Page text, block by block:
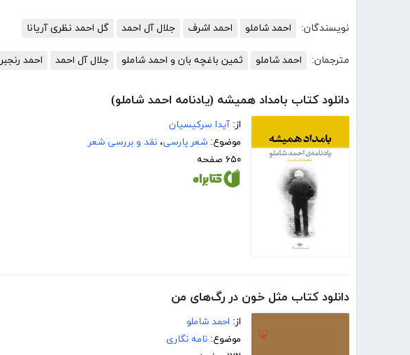
نویسندگان: احمد شاملو احمد اشرف جلال آل احمد گل احمد نظری آریانا
مترجمان: احمد شاملو ثمین باغچه بان و احمد شاملو جلال آل احمد احمد رنجبر
دانلود کتاب بامداد همیشه (یادنامه احمد شاملو)
از: آیدا سرکیسیان
موضوع: شعر پارسی، نقد و بررسی شعر
۶۵۰ صفحه
دانلود کتاب مثل خون در رگ‌های من
از: احمد شاملو
موضوع: نامه نگاری